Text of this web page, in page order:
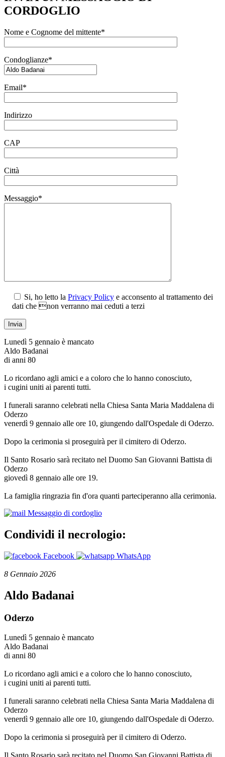
CORDOGLIO
Nome e Cognome del mittente*
Condoglianze*
Email*
Indirizzo
CAP
Città
Messaggio*
Si, ho letto la Privacy Policy e acconsento al trattamento dei
dati che non verranno mai ceduti a terzi
Lunedì 5 gennaio è mancato
Aldo Badanai
di anni 80
Lo ricordano agli amici e a coloro che lo hanno conosciuto,
i cugini uniti ai parenti tutti.
I funerali saranno celebrati nella Chiesa Santa Maria Maddalena di
Oderzo
venerdì 9 gennaio alle ore 10, giungendo dall'Ospedale di Oderzo.
Dopo la cerimonia si proseguirà per il cimitero di Oderzo.
Il Santo Rosario sarà recitato nel Duomo San Giovanni Battista di
Oderzo
giovedì 8 gennaio alle ore 19.
La famiglia ringrazia fin d'ora quanti parteciperanno alla cerimonia.
Messaggio di cordoglio
Condividi il necrologio:
Facebook WhatsApp
8 Gennaio 2026
Aldo Badanai
Oderzo
Lunedì 5 gennaio è mancato
Aldo Badanai
di anni 80
Lo ricordano agli amici e a coloro che lo hanno conosciuto,
i cugini uniti ai parenti tutti.
I funerali saranno celebrati nella Chiesa Santa Maria Maddalena di
Oderzo
venerdì 9 gennaio alle ore 10, giungendo dall'Ospedale di Oderzo.
Dopo la cerimonia si proseguirà per il cimitero di Oderzo.
Il Santo Rosario sarà recitato nel Duomo San Giovanni Battista di